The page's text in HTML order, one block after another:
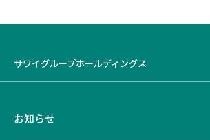
サワイグループホールディングス
お知らせ